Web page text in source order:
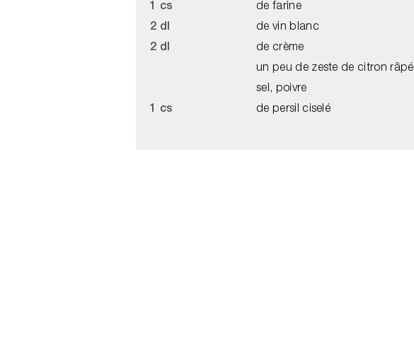
1 cs
de farine
2 dl
de vin blanc
2 dl
de crème
un peu de zeste de citron râpé
sel, poivre
1 cs
de persil ciselé